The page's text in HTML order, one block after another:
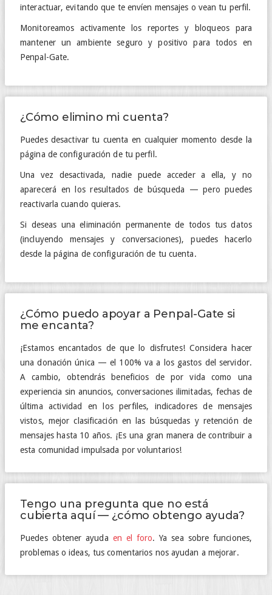
interactuar, evitando que te envíen mensajes o vean tu perfil.
Monitoreamos activamente los reportes y bloqueos para
mantener un ambiente seguro y positivo para todos en
Penpal-Gate.
¿Cómo elimino mi cuenta?
Puedes desactivar tu cuenta en cualquier momento desde la
página de configuración de tu perfil.
Una vez desactivada, nadie puede acceder a ella, y no
aparecerá en los resultados de búsqueda — pero puedes
reactivarla cuando quieras.
Si deseas una eliminación permanente de todos tus datos
(incluyendo mensajes y conversaciones), puedes hacerlo
desde la página de configuración de tu cuenta.
¿Cómo puedo apoyar a Penpal-Gate si
me encanta?
¡Estamos encantados de que lo disfrutes! Considera hacer
una donación única — el 100% va a los gastos del servidor.
A cambio, obtendrás beneficios de por vida como una
experiencia sin anuncios, conversaciones ilimitadas, fechas de
última actividad en los perfiles, indicadores de mensajes
vistos, mejor clasificación en las búsquedas y retención de
mensajes hasta 10 años. ¡Es una gran manera de contribuir a
esta comunidad impulsada por voluntarios!
Tengo una pregunta que no está
cubierta aquí — ¿cómo obtengo ayuda?
Puedes obtener ayuda en el foro. Ya sea sobre funciones,
problemas o ideas, tus comentarios nos ayudan a mejorar.